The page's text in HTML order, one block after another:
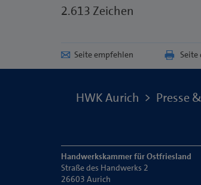
2.613 Zeichen
Seite empfehlen Seite
HWK Aurich Presse
Handwerkskammer für Ostfriesland
Straße des Handwerks 2
26603 Aurich